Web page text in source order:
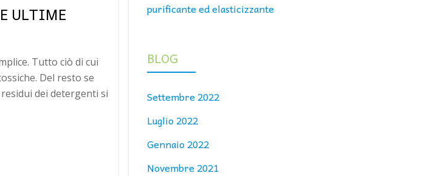
ULTIME
Tutto ciò di cui
Del resto se
dei detergenti si
purificante ed elasticizzante
BLOG
Settembre 2022
Luglio 2022
Gennaio 2022
Novembre 2021